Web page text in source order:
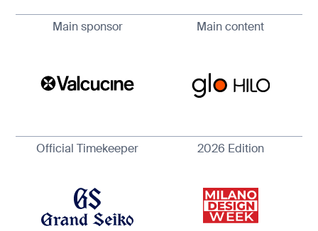
Main sponsor Main content
Official Timekeeper 2026 Edition